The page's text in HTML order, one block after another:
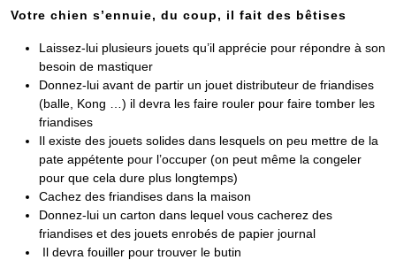
Votre chien s’ennuie, du coup, il fait des bêtises
Laissez-lui plusieurs jouets qu’il apprécie pour répondre à son
besoin de mastiquer
Donnez-lui avant de partir un jouet distributeur de friandises
(balle, Kong …) il devra les faire rouler pour faire tomber les
friandises
Il existe des jouets solides dans lesquels on peu mettre de la
pate appétente pour l’occuper (on peut même la congeler
pour que cela dure plus longtemps)
Cachez des friandises dans la maison
Donnez-lui un carton dans lequel vous cacherez des
friandises et des jouets enrobés de papier journal
Il devra fouiller pour trouver le butin